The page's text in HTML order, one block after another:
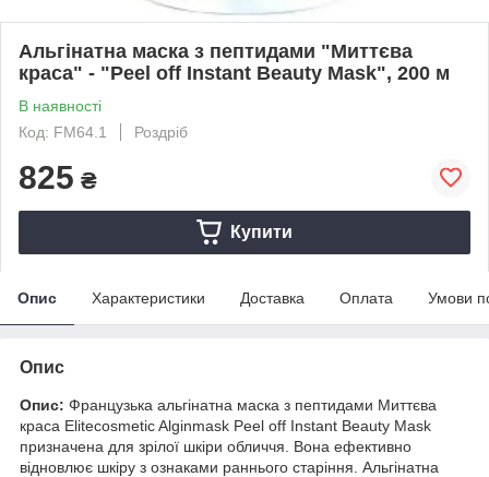
Альгінатна маска з пептидами "Миттєва
краса" - "Peel off Instant Beauty Mask", 200 м
В наявності
Код: FM64.1
Роздріб
825 ₴
Купити
Опис Характеристики Доставка Оплата Умови
Опис
Опис: Французька альгінатна маска з пептидами Миттєва
краса Elitecosmetic Alginmask Peel off Instant Beauty Mask
призначена для зрілої шкіри обличчя. Вона ефективно
відновлює шкіру з ознаками раннього старіння. Альгінатна